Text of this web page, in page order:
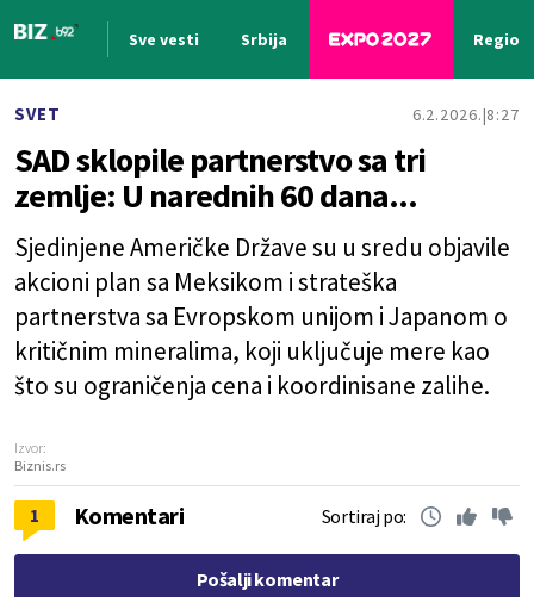
Sve vesti Srbija Region
SVET 6.2.2026. 8:27
SAD sklopile partnerstvo sa tri
zemlje: U narednih 60 dana...
Sjedinjene Američke Države su u sredu objavile
akcioni plan sa Meksikom i strateška
partnerstva sa Evropskom unijom i Japanom o
kritičnim mineralima, koji uključuje mere kao
što su ograničenja cena i koordinisane zalihe.
Izvor:
Biznis.rs
1 Komentari Sortiraj po:
Pošalji komentar